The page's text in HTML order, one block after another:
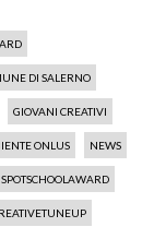
DI SALERNO
GIOVANI CREATIVI
ONLUS NEWS
SPOTSCHOOLAWARD